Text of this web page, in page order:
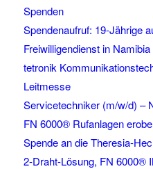
Spenden
Spendenaufruf: 19-Jährige
Freiwilligendienst in Namibia
tetronik
Leitmesse
Servicetechniker (m/w/d) –
FN 6000® Rufanlagen
Spende an die Theresia-
2-Draht-Lösung, FN 6000®